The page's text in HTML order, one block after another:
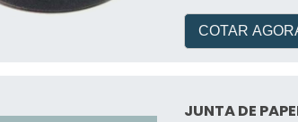
COTAR
JUNTA DE